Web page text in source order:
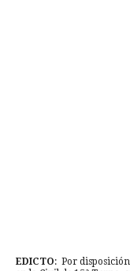
EDICTO: Por